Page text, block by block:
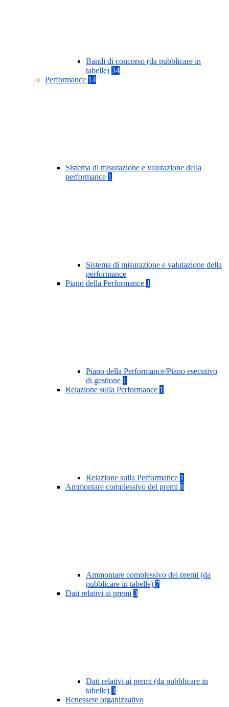
Bandi di concorso (da pubblicare in
tabelle) 34
Performance 14
Sistema di misurazione e valutazione della
performance 1
Sistema di misurazione e valutazione della
performance
Piano della Performance 1
Piano della Performance/Piano esecutivo
di gestione 1
Relazione sulla Performance 1
Relazione sulla Performance 1
Ammontare complessivo dei premi 8
Ammontare complessivo dei premi (da
pubblicare in tabelle) 7
Dati relativi ai premi 3
Dati relativi ai premi (da pubblicare in
tabelle) 3
Benessere organizzativo